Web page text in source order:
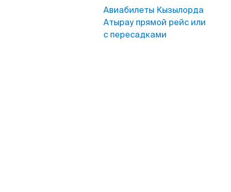
Авиабилеты Кызылорда
Атырау прямой рейс или
с пересадками